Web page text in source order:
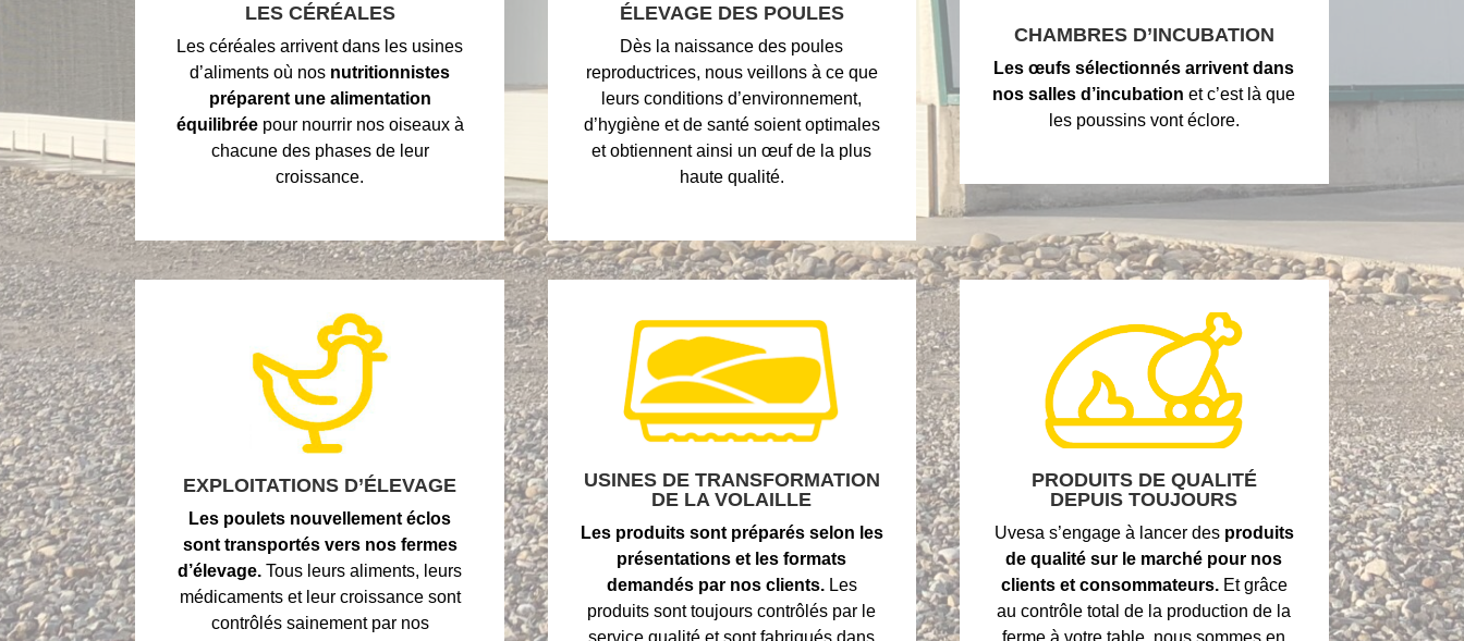
LES CÉRÉALES
Les céréales arrivent dans les usines
d’aliments où nos nutritionnistes
préparent une alimentation
équilibréepour nourrir nos oiseaux à
chacune des phases de leur
croissance.
ÉLEVAGE DES POULES
Dès la naissance des poules
reproductrices, nous veillons à ce que
leurs conditions d’environnement,
d’hygiène et de santé soient optimales
et obtiennent ainsi un œuf de la plus
haute qualité.
CHAMBRES D’INCUBATION
Les œufs sélectionnés arrivent dans
nos salles d’incubation et c’est là que
les poussins vont éclore.
EXPLOITATIONS D’ÉLEVAGE
Les poulets nouvellement éclos
sont transportés vers nos fermes
d’élevage. Tous leurs aliments, leurs
médicaments et leur croissance sont
contrôlés sainement par nos
USINES DE TRANSFORMATION
DE LA VOLAILLE
Les produits sont préparés selon les
présentations et les formats
demandés par nos clients. Les
produits sont toujours contrôlés par le
service qualité et sont fabriqués dans
PRODUITS DE QUALITÉ
DEPUIS TOUJOURS
Uvesa s’engage à lancer des produits
de qualité sur le marché pour nos
clients et consommateurs. Et grâce
au contrôle total de la production de la
ferme à votre table, nous sommes en